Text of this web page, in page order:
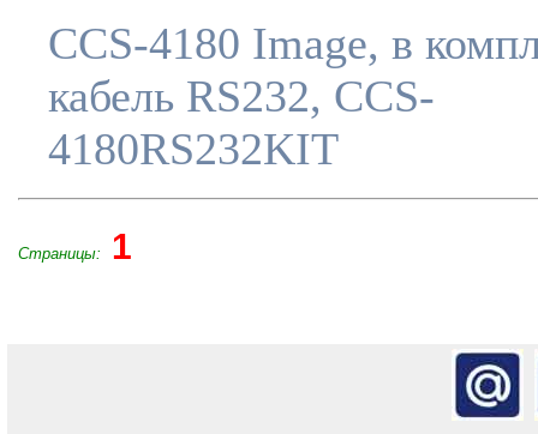
CCS-4180 Image, в
кабель RS232, СCS-
4180RS232KIT
Страницы: 1